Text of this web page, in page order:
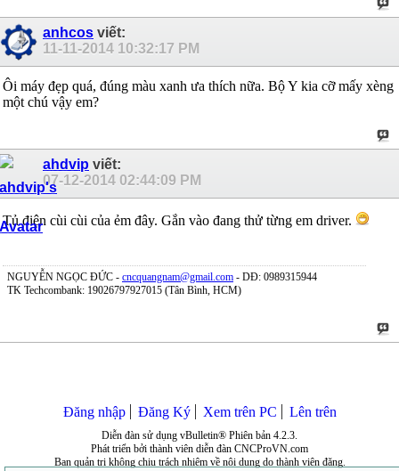
anhcos viết:
11-11-2014 10:32:17 PM
Ôi máy đẹp quá, đúng màu xanh ưa thích nữa. Bộ Y kia cỡ mấy xèng
một chú vậy em?
ahdvip viết:
07-12-2014 02:44:09 PM
Tủ điện cùi cùi của ẻm đây. Gắn vào đang thử từng em driver.
NGUYỄN NGỌC ĐỨC - cncquangnam@gmail.com - DĐ: 0989315944
TK Techcombank: 19026797927015 (Tân Bình, HCM)
Đăng nhập Đăng Ký Xem trên PC Lên trên
Diễn đàn sử dụng vBulletin® Phiên bản 4.2.3.
Phát triển bởi thành viên diễn đàn CNCProVN.com
Ban quản trị không chịu trách nhiệm về nội dung do thành viên đăng.